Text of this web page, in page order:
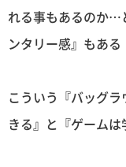
れる事もあるのか…
ンタリー感』もある
こういう『バッグ
きる』と『ゲーム